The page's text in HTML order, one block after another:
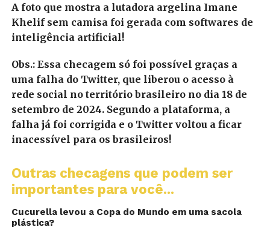
A foto que mostra a lutadora argelina Imane
Khelif sem camisa foi gerada com softwares de
inteligência artificial!
Obs.: Essa checagem só foi possível graças a
uma falha do Twitter, que liberou o acesso à
rede social no território brasileiro no dia 18 de
setembro de 2024. Segundo a plataforma, a
falha já foi corrigida e o Twitter voltou a ficar
inacessível para os brasileiros!
Outras checagens que podem ser
importantes para você...
Cucurella levou a Copa do Mundo em uma sacola
plástica?